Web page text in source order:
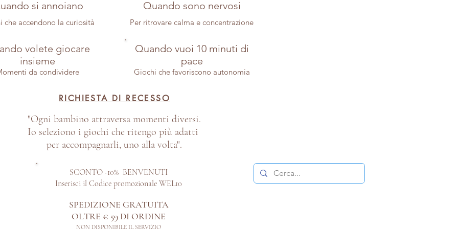
si annoiano
che accendono la curiosità
volete giocare
insieme
da condividere
Quando sono nervosi
Per ritrovare calma e concentrazione
Quando vuoi 10 minuti di
pace
Giochi che favoriscono autonomia
RICHIESTA DI RECESSO
"Ogni bambino attraversa momenti diversi.
Io seleziono i giochi che ritengo più adatti
per accompagnarli, uno alla volta".
SCONTO -10% BENVENUTI
Inserisci il Codice promozionale WEL10
SPEDIZIONE GRATUITA
OLTRE € 59 DI ORDINE​
NON DISPONIBILE IL SERVIZIO